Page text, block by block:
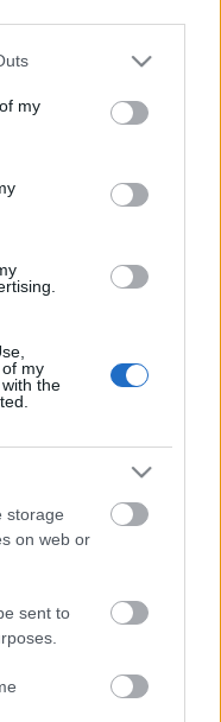
one or more Google
You may click to
third-party tags to
in below Google
my
my
the
storage
on web or
sent to
a média kiemelt
nagyon jó, ...
traumái
fóbiám, viszont
utálok. Ilyen pl.
üt, ...
traumái
általában az az
területen, és
Ezzel ...